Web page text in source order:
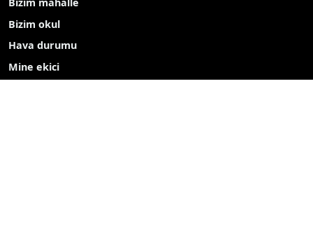
Bizim okul
Hava durumu
Mine ekici